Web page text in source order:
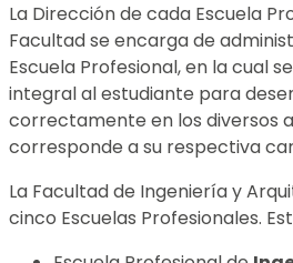
La Dirección de cada Escuela
Facultad se encarga de
Escuela Profesional, en la cual
integral al estudiante para
correctamente en los diversos
corresponde a su respectiva
La Facultad de Ingeniería y
cinco Escuelas Profesionales.